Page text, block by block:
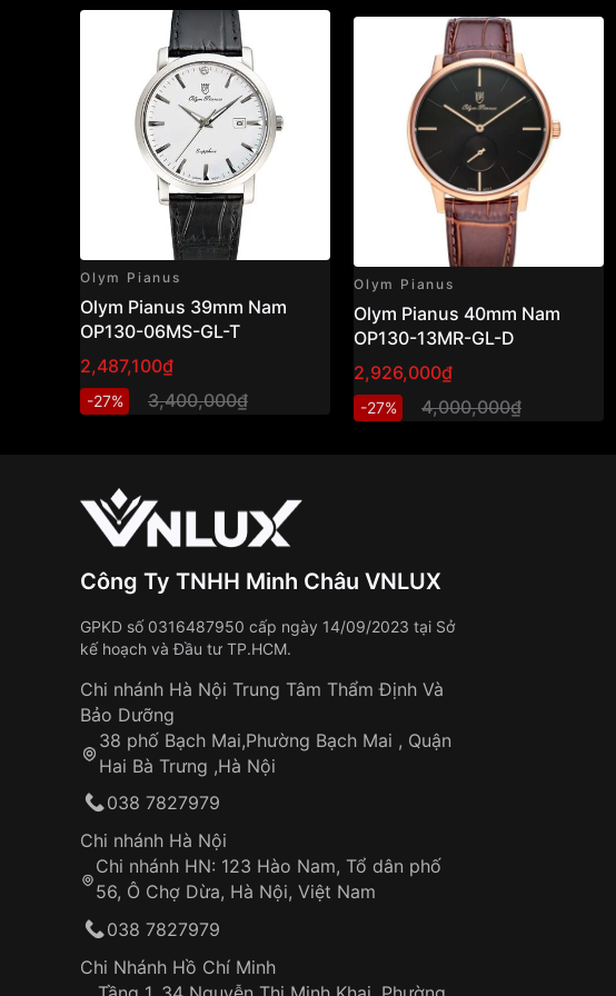
Olym Pianus
Olym Pianus 39mm Nam
OP130-06MS-GL-T
2,487,100₫
-27% 3,400,000₫
Olym Pianus
Olym Pianus 40mm Nam
OP130-13MR-GL-D
2,926,000₫
-27% 4,000,000₫
Công Ty TNHH Minh Châu VNLUX
GPKD số 0316487950 cấp ngày 14/09/2023 tại Sở
kế hoạch và Đầu tư TP.HCM.
Chi nhánh Hà Nội Trung Tâm Thẩm Định Và
Bảo Dưỡng
38 phố Bạch Mai,Phường Bạch Mai , Quận
Hai Bà Trưng ,Hà Nội
038 7827979
Chi nhánh Hà Nội
Chi nhánh HN: 123 Hào Nam, Tổ dân phố
56, Ô Chợ Dừa, Hà Nội, Việt Nam
038 7827979
Chi Nhánh Hồ Chí Minh